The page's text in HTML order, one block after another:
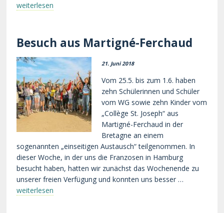
weiterlesen
Besuch aus Martigné-Ferchaud
21. Juni 2018
Vom 25.5. bis zum 1.6. haben
zehn Schülerinnen und Schüler
vom WG sowie zehn Kinder vom
„Collège St. Joseph“ aus
Martigné-Ferchaud in der
Bretagne an einem
sogenannten „einseitigen Austausch“ teilgenommen. In
dieser Woche, in der uns die Franzosen in Hamburg
besucht haben, hatten wir zunächst das Wochenende zu
unserer freien Verfügung und konnten uns besser …
weiterlesen